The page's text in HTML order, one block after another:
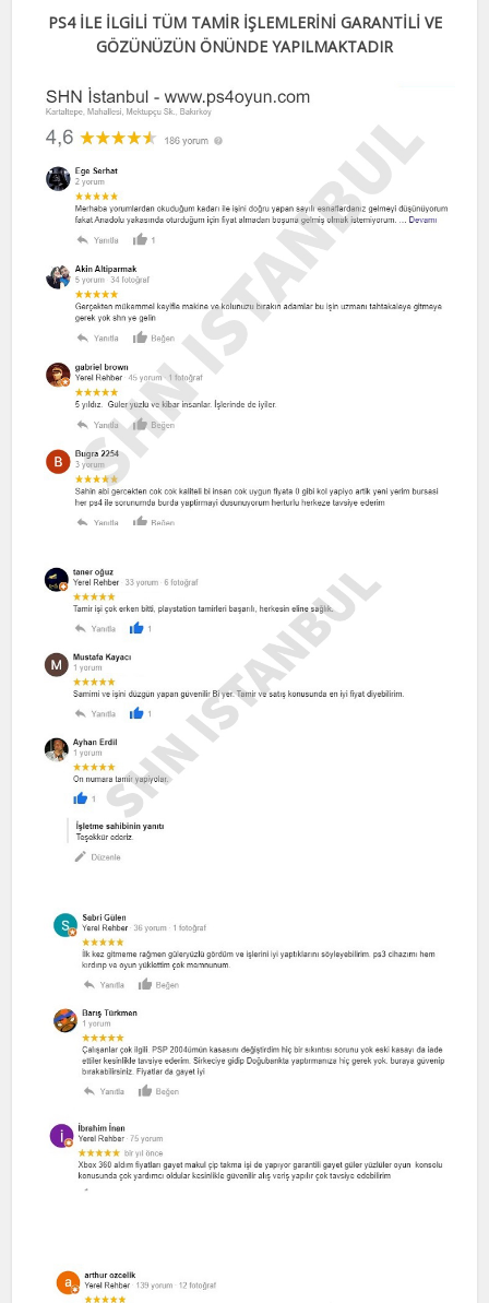
PS4 İLE İLGİLİ TÜM TAMİR İŞLEMLERİNİ GARANTİLİ VE
GÖZÜNÜZÜN ÖNÜNDE YAPILMAKTADIR